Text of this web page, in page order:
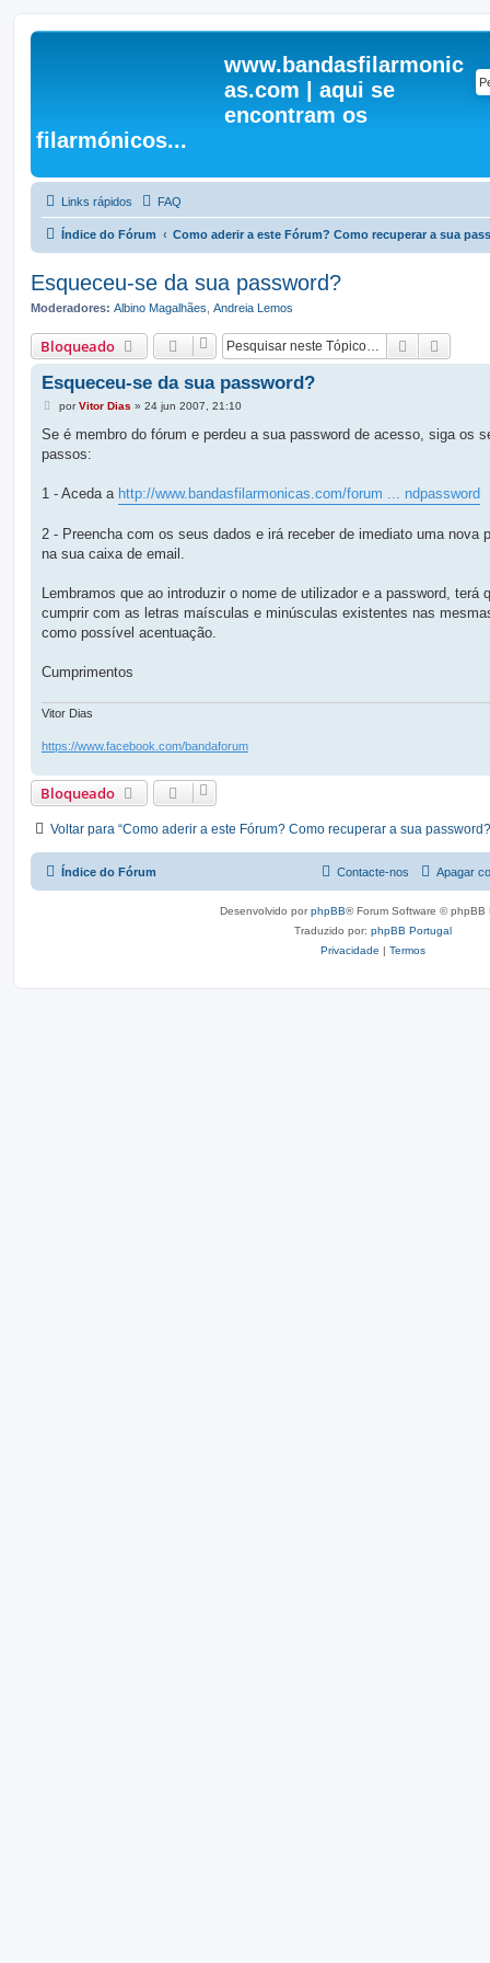
www.bandasfilarmonic
as.com | aqui se
encontram os
filarmónicos...
Links rápidos FAQ
Índice do Fórum Como aderir a este Fórum? Como recuperar a sua
Esqueceu-se da sua password?
Moderadores: Albino Magalhães Andreia Lemos
Bloqueado Pesquisar
Esqueceu-se da sua password?
M
n
a
m
porVitor Dias » 24 jun 2007, 21:10
Se é membro do fórum e perdeu a sua password de acesso, siga os
passos:
1 - Aceda a http://www.bandasfilarmonicas.com/forum ... ndpassword
2 - Preencha com os seus dados e irá receber de imediato uma nova
na sua caixa de email.
Lembramos que ao introduzir o nome de utilizador e a password, terá
cumprir com as letras maísculas e minúsculas existentes nas
como possível acentuação.
Cumprimentos
Vitor Dias
https://www.facebook.com/bandaforum
Bloqueado
Voltar para “Como aderir a este Fórum? Como recuperar a sua
Índice do Fórum Apagar
Contacte-nos
Desenvolvido porphpBB® Forum Software © phpBB
Traduzido por: phpBB Portugal
Privacidade | Termos